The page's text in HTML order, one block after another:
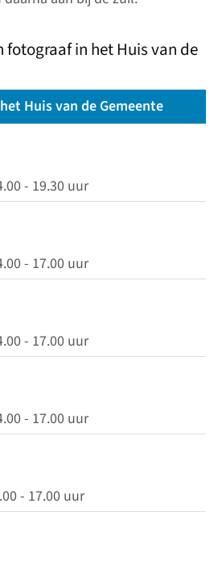
in het Huis van de
Huis van de Gemeente
- 19.30 uur
- 17.00 uur
- 17.00 uur
- 17.00 uur
- 17.00 uur